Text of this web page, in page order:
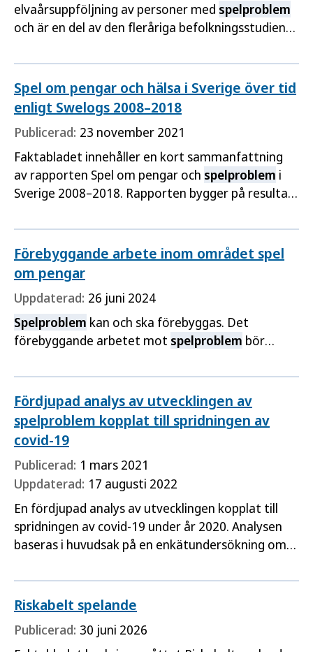
elvaårsuppföljning av personer med spelproblem
och är en del av den fleråriga befolkningsstudien
Studien omfattar perioden mellan 1997/1998 och
2009.
Spel om pengar och hälsa i Sverige över tid
enligt Swelogs 2008–2018
Publicerad: 23 november 2021
Faktabladet innehåller en kort sammanfattning
av rapporten Spel om pengar och spelproblem i
Sverige 2008–2018. Rapporten bygger på resultat
Swelogs.
Förebyggande arbete inom området spel
om pengar
Uppdaterad: 26 juni 2024
Spelproblem kan och ska förebyggas. Det
förebyggande arbetet mot spelproblem bör
Framgångsrik spelprevention stärker
skyddsfaktorer och minskar riskfaktorer.
Fördjupad analys av utvecklingen av
spelproblem kopplat till spridningen av
covid-19
Publicerad: 1 mars 2021
Uppdaterad: 17 augusti 2022
En fördjupad analys av utvecklingen kopplat till
spridningen av covid-19 under år 2020. Analysen
baseras i huvudsak på en enkätundersökning om
drygt 4 000 personer.
Riskabelt spelande
Publicerad: 30 juni 2026